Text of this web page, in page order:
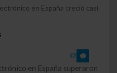
en España creció casi
(0)
en España superaron